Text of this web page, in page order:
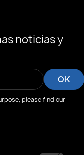
noticias y
please find our